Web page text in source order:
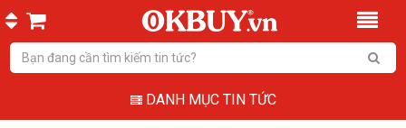
DANH MỤC TIN TỨC